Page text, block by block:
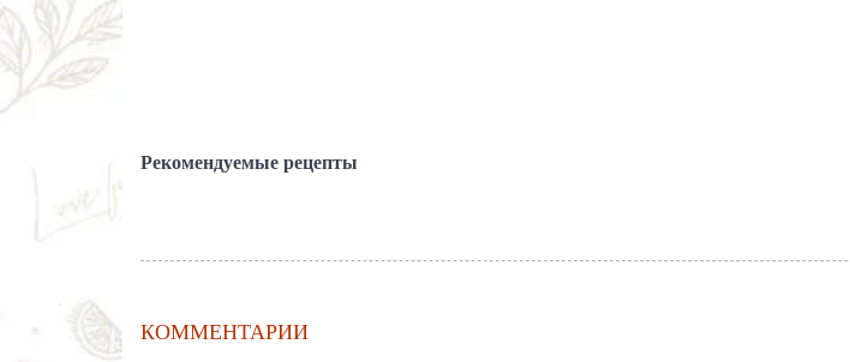
Рекомендуемые рецепты
КОММЕНТАРИИ